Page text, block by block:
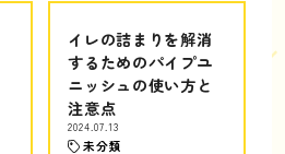
イレの詰まりを解消
するためのパイプユ
ニッシュの使い方と
注意点
2024.07.13
未分類